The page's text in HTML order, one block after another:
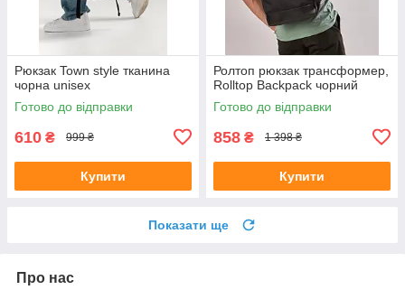
Рюкзак Town style тканина
чорна unisex
Готово до відправки
610 ₴ 999 ₴
Купити
Ролтоп рюкзак трансформер,
Rolltop Backpack чорний
Готово до відправки
858 ₴ 1 398 ₴
Купити
Показати ще
Про нас